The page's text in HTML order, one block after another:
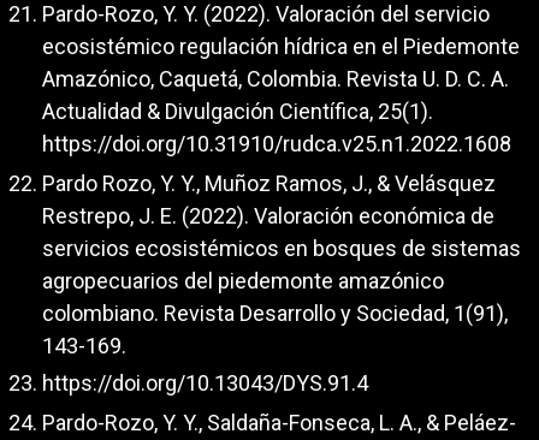
Pardo-Rozo, Y. Y. (2022). Valoración del servicio
ecosistémico regulación hídrica en el Piedemonte
Amazónico, Caquetá, Colombia. Revista U. D. C. A.
Actualidad & Divulgación Científica, 25(1).
https://doi.org/10.31910/rudca.v25.n1.2022.1608
Pardo Rozo, Y. Y., Muñoz Ramos, J., & Velásquez
Restrepo, J. E. (2022). Valoración económica de
servicios ecosistémicos en bosques de sistemas
agropecuarios del piedemonte amazónico
colombiano. Revista Desarrollo y Sociedad, 1(91),
143-169.
https://doi.org/10.13043/DYS.91.4
Pardo-Rozo, Y. Y., Saldaña-Fonseca, L. A., & Peláez-